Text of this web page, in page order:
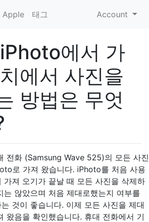
Apple 태그 Account
에서 가
에서 사진을
방법은 무엇
전화 (Samsung Wave 525)의 모든 사진
로 가져 왔습니다. iPhoto를 처음 사용
가져 오기가 끝날 때 모든 사진을 삭제하
는 않았으며 처음 제대로했는지 여부를
것이 좋습니다. 이제 모든 사진을 제대
왔음을 확인했습니다. 휴대 전화에서 기